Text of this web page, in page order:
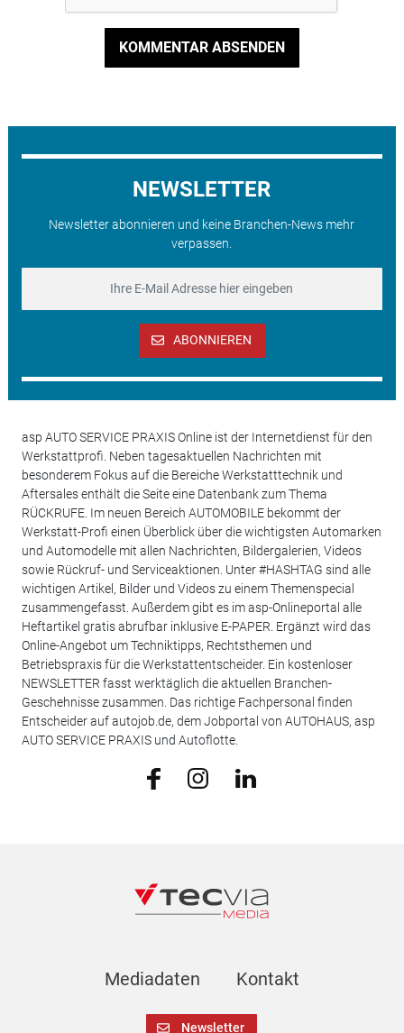
KOMMENTAR ABSENDEN
NEWSLETTER
Newsletter abonnieren und keine Branchen-News mehr
verpassen.
ABONNIEREN
asp AUTO SERVICE PRAXIS Online ist der Internetdienst für den
Werkstattprofi. Neben tagesaktuellen Nachrichten mit
besonderem Fokus auf die Bereiche Werkstatttechnik und
Aftersales enthält die Seite eine Datenbank zum Thema
RÜCKRUFE. Im neuen Bereich AUTOMOBILE bekommt der
Werkstatt-Profi einen Überblick über die wichtigsten Automarken
und Automodelle mit allen Nachrichten, Bildergalerien, Videos
sowie Rückruf- und Serviceaktionen. Unter #HASHTAG sind alle
wichtigen Artikel, Bilder und Videos zu einem Themenspecial
zusammengefasst. Außerdem gibt es im asp-Onlineportal alle
Heftartikel gratis abrufbar inklusive E-PAPER. Ergänzt wird das
Online-Angebot um Techniktipps, Rechtsthemen und
Betriebspraxis für die Werkstattentscheider. Ein kostenloser
NEWSLETTER fasst werktäglich die aktuellen Branchen-
Geschehnisse zusammen. Das richtige Fachpersonal finden
Entscheider auf autojob.de, dem Jobportal von AUTOHAUS, asp
AUTO SERVICE PRAXIS und Autoflotte.
Mediadaten Kontakt
Newsletter